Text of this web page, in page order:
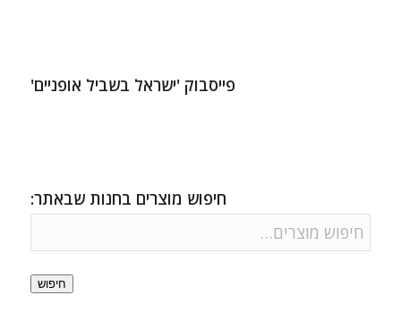
פייסבוק 'ישראל בשביל אופניים'
חיפוש מוצרים בחנות שבאתר:
חיפוש